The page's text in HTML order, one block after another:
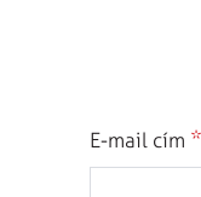
E-mail cím *